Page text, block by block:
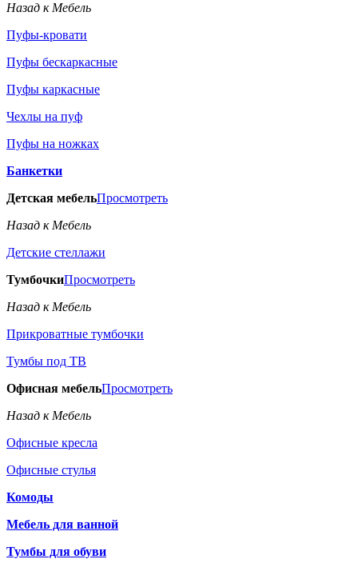
Назад к Мебель
Пуфы-кровати
Пуфы бескаркасные
Пуфы каркасные
Чехлы на пуф
Пуфы на ножках
Банкетки
Детская мебельПросмотреть
Назад к Мебель
Детские стеллажи
ТумбочкиПросмотреть
Назад к Мебель
Прикроватные тумбочки
Тумбы под ТВ
Офисная мебельПросмотреть
Назад к Мебель
Офисные кресла
Офисные стулья
Комоды
Мебель для ванной
Тумбы для обуви